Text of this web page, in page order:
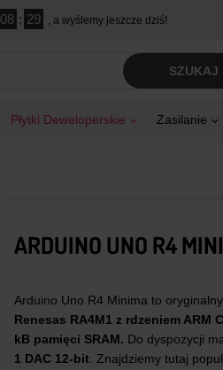
08 : 28 , a wyślemy jeszcze dziś!
SZUKAJ
Płytki Deweloperskie Zasilanie
ARDUINO UNO R4
Arduino Uno R4 Minima to
Renesas RA4M1 z rdzeniem ARM
kB pamięci SRAM. Do dyspozycji
1 DAC 12-bit. Znajdziemy tutaj